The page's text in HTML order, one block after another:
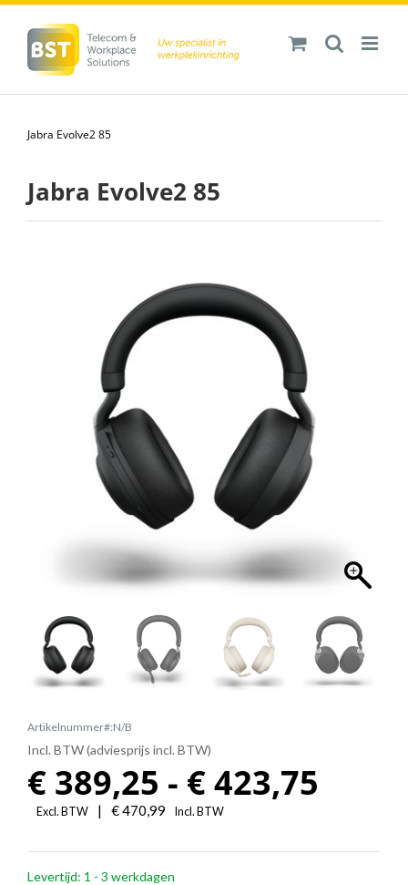
inhoud
Jabra Evolve2 85
Jabra Evolve2 85
Artikelnummer#:N/B
Incl. BTW (adviesprijs incl. BTW)
€ 389,25 - €423,75
Excl. BTW | €470,99 Incl. BTW
Levertijd: 1 - 3 werkdagen